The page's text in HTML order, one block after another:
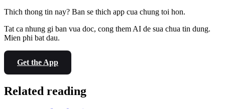
Thich thong tin nay? Ban se thich app cua chung toi hon.
Tat ca nhung gi ban vua doc, cong them AI de sua chua tin dung.
Mien phi bat dau.
Get the App
Related reading